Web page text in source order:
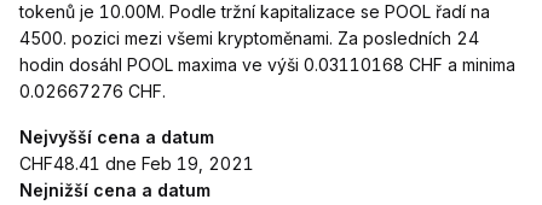
tokenů je 10.00M. Podle tržní kapitalizace se POOL řadí na
4500. pozici mezi všemi kryptoměnami. Za posledních 24
hodin dosáhl POOL maxima ve výši 0.03110168 CHF a minima
0.02667276 CHF.
Nejvyšší cena a datum
CHF48.41 dne Feb 19, 2021
Nejnižší cena a datum